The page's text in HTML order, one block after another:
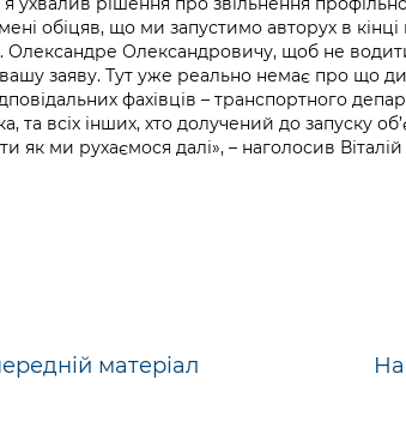
обіцяв, що ми запустимо авторух в
Олександре Олександровичу, щоб не
заяву. Тут уже реально немає про що
фахівців – транспортного
та всіх інших, хто долучений до запуску
як ми рухаємося далі», – наголосив
матеріал